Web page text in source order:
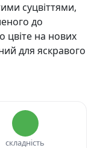
суцвіттями,
до
цвіте на нових
для яскравого
складність